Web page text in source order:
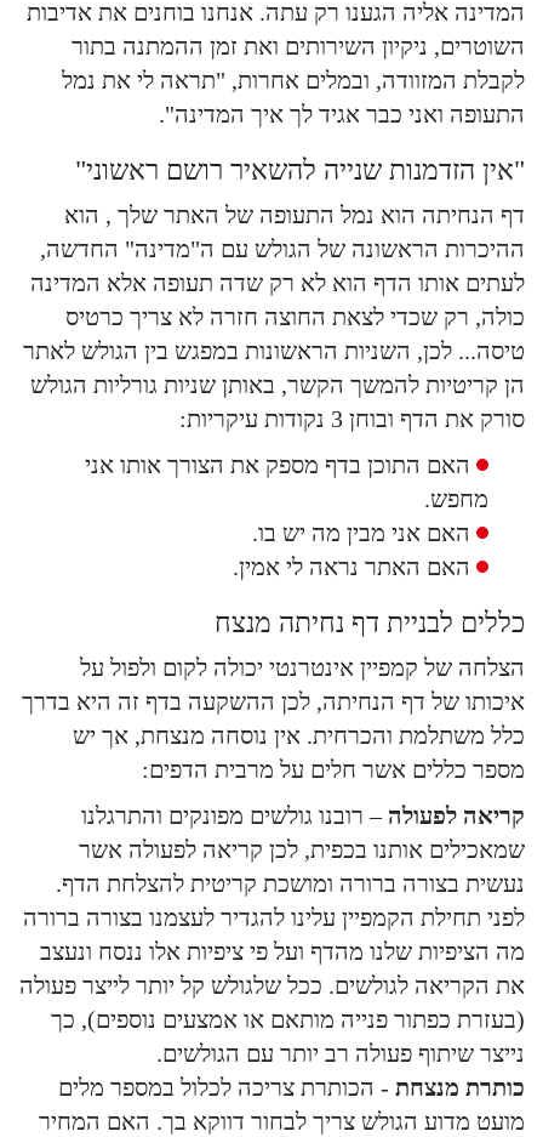
המדינה אליה הגענו רק עתה. אנחנו בוחנים את אדיבות
השוטרים, ניקיון השירותים ואת זמן ההמתנה בתור
לקבלת המזוודה, ובמלים אחרות, "תראה לי את נמל
התעופה ואני כבר אגיד לך איך המדינה".
"אין הזדמנות שנייה להשאיר רושם ראשוני"
דף הנחיתה הוא נמל התעופה של האתר שלך , הוא
ההיכרות הראשונה של הגולש עם ה"מדינה" החדשה,
לעתים אותו הדף הוא לא רק שדה תעופה אלא המדינה
כולה, רק שכדי לצאת החוצה חזרה לא צריך כרטיס
טיסה... לכן, השניות הראשונות במפגש בין הגולש לאתר
הן קריטיות להמשך הקשר, באותן שניות גורליות הגולש
סורק את הדף ובוחן 3 נקודות עיקריות:
האם התוכן בדף מספק את הצורך אותו אני
מחפש.
האם אני מבין מה יש בו.
האם האתר נראה לי אמין.
כללים לבניית דף נחיתה מנצח
הצלחה של קמפיין אינטרנטי יכולה לקום ולפול על
איכותו של דף הנחיתה, לכן ההשקעה בדף זה היא בדרך
כלל משתלמת והכרחית. אין נוסחה מנצחת, אך יש
מספר כללים אשר חלים על מרבית הדפים:
קריאה לפעולה – רובנו גולשים מפונקים והתרגלנו
שמאכילים אותנו בכפית, לכן קריאה לפעולה אשר
נעשית בצורה ברורה ומושכת קריטית להצלחת הדף.
לפני תחילת הקמפיין עלינו להגדיר לעצמנו בצורה ברורה
מה הציפיות שלנו מהדף ועל פי ציפיות אלו ננסח ונעצב
את הקריאה לגולשים. ככל שלגולש קל יותר לייצר פעולה
(בעזרת כפתור פנייה מותאם או אמצעים נוספים), כך
נייצר שיתוף פעולה רב יותר עם הגולשים.
כותרת מנצחת - הכותרת צריכה לכלול במספר מלים
מועט מדוע הגולש צריך לבחור דווקא בך. האם המחיר